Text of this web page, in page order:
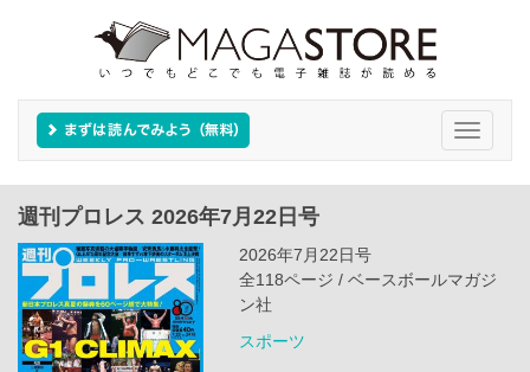
Toggle
週刊プロレス 2026年7月22日号
2026年7月22日号
全118ページ / ベースボールマガジ
ン社
スポーツ